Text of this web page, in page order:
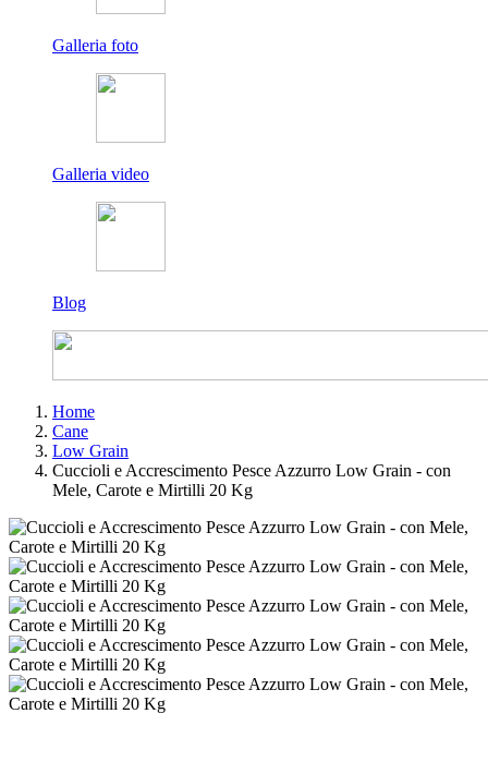
Galleria foto
Galleria video
Blog
Home
Cane
Low Grain
Cuccioli e Accrescimento Pesce Azzurro Low Grain - con
Mele, Carote e Mirtilli 20 Kg